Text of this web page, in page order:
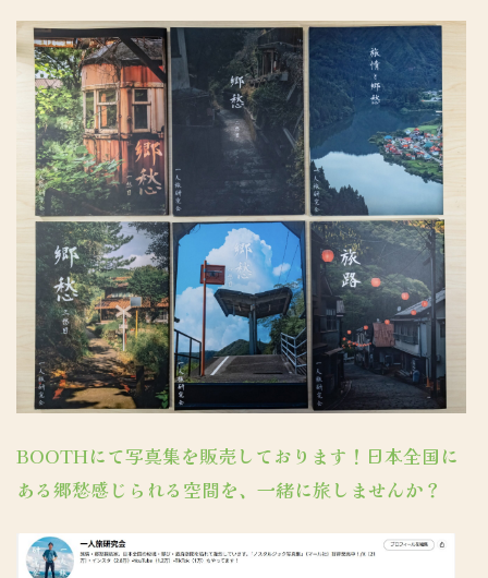
BOOTHにて写真集を販売しております！日本全国に
ある郷愁感じられる空間を、一緒に旅しませんか？